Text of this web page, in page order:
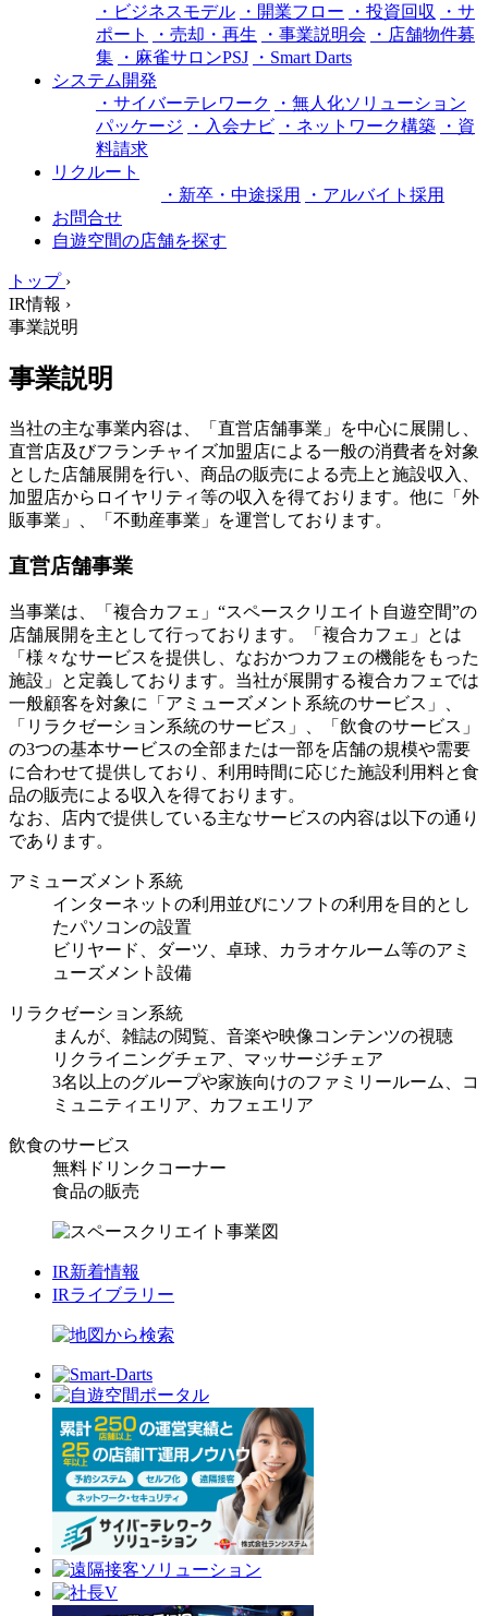
・ビジネスモデル
・開業フロー ・投資回収
・サ
ポート
・売却・再生 ・事業説明会
・店舗物件募
集
・麻雀サロンPSJ
・Smart Darts
システム開発
・サイバーテレワーク
・無人化ソリューション
パッケージ
・入会ナビ ・ネットワーク構築
・資
料請求
リクルート
・新卒・中途採用
・アルバイト採用
お問合せ
自遊空間の店舗を探す
トップ ›
IR情報 ›
事業説明
事業説明
当社の主な事業内容は、「直営店舗事業」を中心に展開し、
直営店及びフランチャイズ加盟店による一般の消費者を対象
とした店舗展開を行い、商品の販売による売上と施設収入、
加盟店からロイヤリティ等の収入を得ております。他に「外
販事業」、「不動産事業」を運営しております。
直営店舗事業
当事業は、「複合カフェ」“スペースクリエイト自遊空間”の
店舗展開を主として行っております。「複合カフェ」とは
「様々なサービスを提供し、なおかつカフェの機能をもった
施設」と定義しております。当社が展開する複合カフェでは
一般顧客を対象に「アミューズメント系統のサービス」、
「リラクゼーション系統のサービス」、「飲食のサービス」
の3つの基本サービスの全部または一部を店舗の規模や需要
に合わせて提供しており、利用時間に応じた施設利用料と食
品の販売による収入を得ております。
なお、店内で提供している主なサービスの内容は以下の通り
であります。
アミューズメント系統
インターネットの利用並びにソフトの利用を目的とし
たパソコンの設置
ビリヤード、ダーツ、卓球、カラオケルーム等のアミ
ューズメント設備
リラクゼーション系統
まんが、雑誌の閲覧、音楽や映像コンテンツの視聴
リクライニングチェア、マッサージチェア
3名以上のグループや家族向けのファミリールーム、コ
ミュニティエリア、カフェエリア
飲食のサービス
無料ドリンクコーナー
食品の販売
IR新着情報
IRライブラリー